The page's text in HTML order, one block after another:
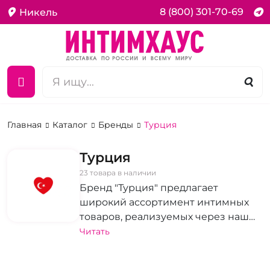
Никель 8 (800) 301-70-69
Главная Каталог Бренды Турция
Турция
23 товара в наличии
Бренд "Турция" предлагает
широкий ассортимент интимных
товаров, реализуемых через наш
интернет-магазин. Страстные
Читать